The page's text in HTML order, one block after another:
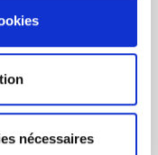
nécessaires
patients atteints
versement du